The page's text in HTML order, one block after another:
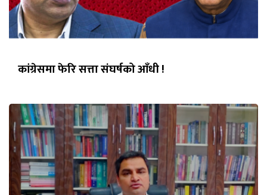
कांग्रेसमा फेरि सत्ता संघर्षको आँधी !